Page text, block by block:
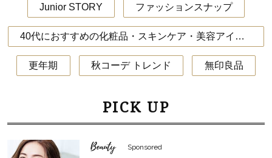
Junior STORY ファッションスナップ
40代におすすめの化粧品・スキンケア・美容アイテム
更年期 秋コーデ トレンド 無印良品
PICK UP
Beauty Sponsored